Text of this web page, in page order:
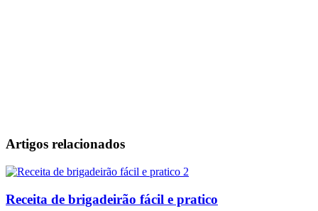
Artigos relacionados
Receita de brigadeirão fácil e pratico